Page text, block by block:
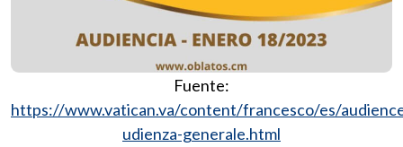
Fuente:
https://www.vatican.va/content/francesco/es/
udienza-generale.html